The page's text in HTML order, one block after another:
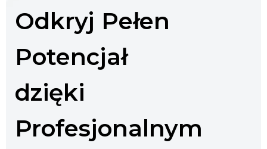
Odkryj Pełen
Potencjał
dzięki
Profesjonalnym